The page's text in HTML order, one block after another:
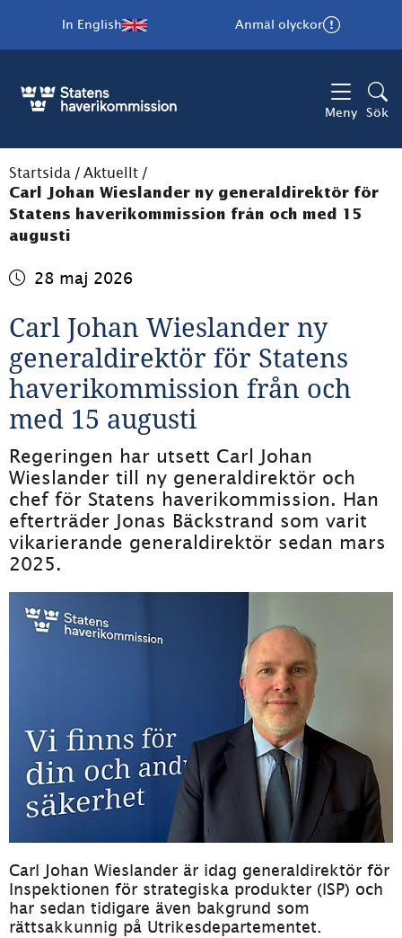
In English Anmäl olyckor
Meny Sök
Startsida / Aktuellt /
Carl Johan Wieslander ny generaldirektör för
Statens haverikommission från och med 15
augusti
28 maj 2026
Carl Johan Wieslander ny
generaldirektör för Statens
haverikommission från och
med 15 augusti
Regeringen har utsett Carl Johan
Wieslander till ny generaldirektör och
chef för Statens haverikommission. Han
efterträder Jonas Bäckstrand som varit
vikarierande generaldirektör sedan mars
2025.
Carl Johan Wieslander är idag generaldirektör för
Inspektionen för strategiska produkter (ISP) och
har sedan tidigare även bakgrund som
rättsakkunnig på Utrikesdepartementet.